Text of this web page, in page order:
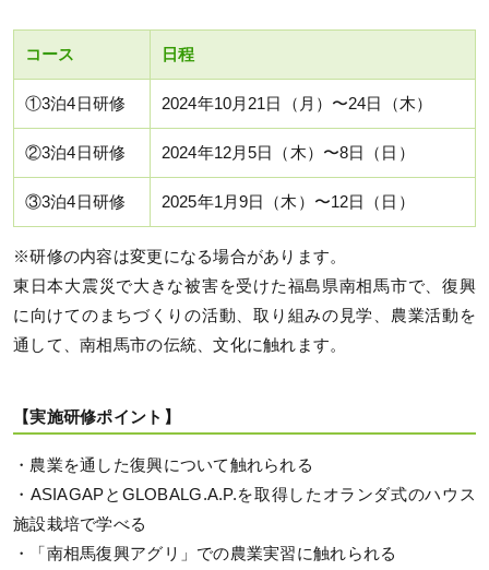
コース 日程
①3泊4日研修 2024年10月21日（月）〜24日（木）
②3泊4日研修 2024年12月5日（木）〜8日（日）
③3泊4日研修 2025年1月9日（木）〜12日（日）
※研修の内容は変更になる場合があります。
東日本大震災で大きな被害を受けた福島県南相馬市で、復興
に向けてのまちづくりの活動、取り組みの見学、農業活動を
通して、南相馬市の伝統、文化に触れます。
【実施研修ポイント】
・農業を通した復興について触れられる
・ASIAGAPとGLOBALG.A.P.を取得したオランダ式のハウス
施設栽培で学べる
・「南相馬復興アグリ」での農業実習に触れられる